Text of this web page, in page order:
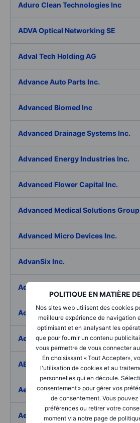
POLITIQUE EN MATIÈRE
Nos sites web utilisent des cookies
meilleure expérience de navigation
optimisant et en analysant les
que pour fournir un contenu
vous permettre de vous connecter
En choisissant « Tout Accepter»,
l'utilisation de cookies et au
personnelles qui en découle.
consentement » pour gérer vos
de consentement. Vous
préférences ou retirer votre
moment via notre page de
Aduro Clean Technologies Inc
ADVA Optical Networking SE
Adval Tech Holding AG
Advance Auto Parts Inc.
Advanced Biomed Inc
Advanced Drainage Systems Inc.
Advanced Energy Industries Inc.
Advanced Flower Capital Inc.
Advanced Medical Solutions Group
Advanced Micro Devices Inc.
AdvanSix Inc.
Advantage Solutions Inc.
Adyen NV
Aebi Schmidt Holding AG
AECOM
Aedes SpA
Aedifica SICAFI SA